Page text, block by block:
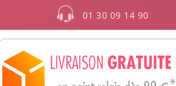
01 30 09 14 90